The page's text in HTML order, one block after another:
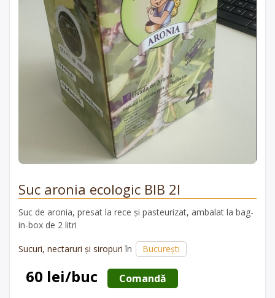
Suc aronia ecologic BIB 2l
Suc de aronia, presat la rece și pasteurizat, ambalat la bag-
in-box de 2 litri
Sucuri, nectaruri și siropuri în București
60 lei/buc Comandă